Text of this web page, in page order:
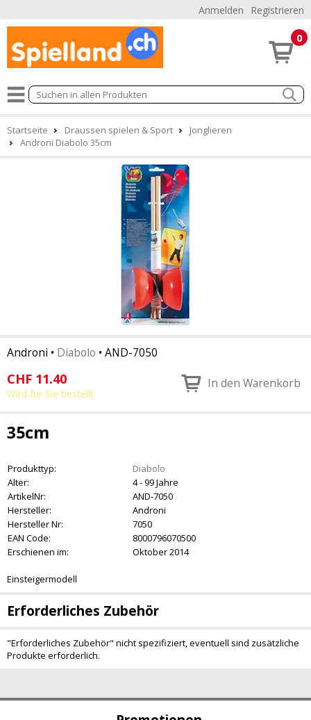
Anmelden Registrieren
0
Startseite Draussen spielen & Sport
Jonglieren
Androni Diabolo 35cm
Androni • Diabolo • AND-7050
CHF 11.40
Wird für Sie bestellt
In den Warenkorb
35cm
Produkttyp:
Diabolo
Alter:
4 - 99 Jahre
ArtikelNr:
AND-7050
Hersteller:
Androni
Hersteller Nr:
7050
EAN Code:
8000796070500
Erschienen im:
Oktober 2014
Einsteigermodell
Erforderliches Zubehör
"Erforderliches Zubehör" nicht spezifiziert, eventuell sind zusätzliche
Produkte erforderlich.